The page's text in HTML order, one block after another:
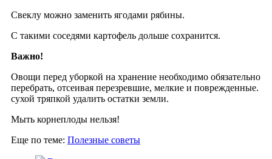
Свеклу можно заменить ягодами рябины.
С такими соседями картофель дольше сохранится.
Важно!
Овощи перед уборкой на хранение необходимо обязательно
перебрать, отсеивая перезревшие, мелкие и поврежденные.
сухой тряпкой удалить остатки земли.
Мыть корнеплоды нельзя!
Еще по теме: Полезные советы